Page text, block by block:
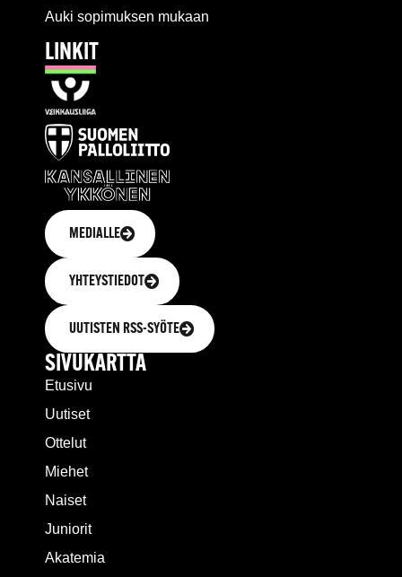
Auki sopimuksen mukaan
LINKIT
MEDIALLE
YHTEYSTIEDOT
UUTISTEN RSS-SYÖTE
SIVUKARTTA
Etusivu
Uutiset
Ottelut
Miehet
Naiset
Juniorit
Akatemia